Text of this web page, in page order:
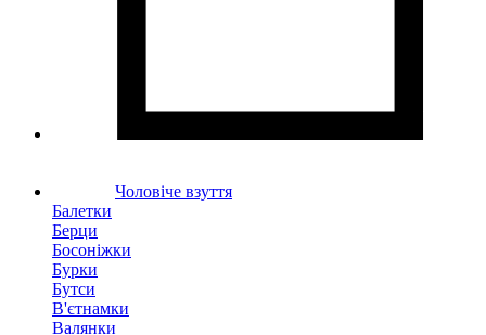
Чоловіче взуття
Балетки
Берци
Босоніжки
Бурки
Бутси
В'єтнамки
Валянки